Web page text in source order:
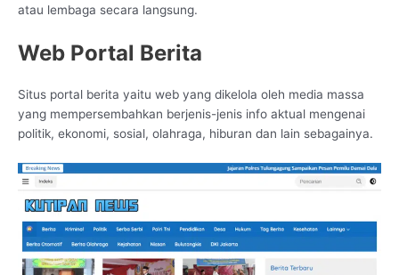
atau lembaga secara langsung.
Web Portal Berita
Situs portal berita yaitu web yang dikelola oleh media massa
yang mempersembahkan berjenis-jenis info aktual mengenai
politik, ekonomi, sosial, olahraga, hiburan dan lain sebagainya.